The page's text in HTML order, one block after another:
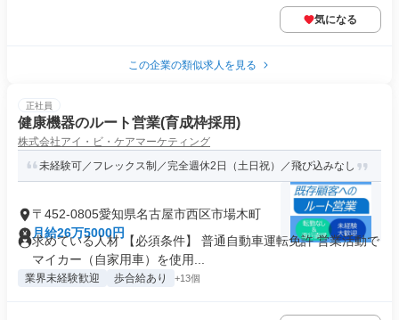
気になる
この企業の類似求人を見る
正社員
健康機器のルート営業(育成枠採用)
株式会社アイ・ビ・ケアマーケティング
未経験可／フレックス制／完全週休2日（土日祝）／飛び込みなし
〒452-0805愛知県名古屋市西区市場木町
月給26万5000円
求めている人材 【必須条件】 普通自動車運転免許 営業活動で
マイカー（自家用車）を使用...
業界未経験歓迎 歩合給あり +13個